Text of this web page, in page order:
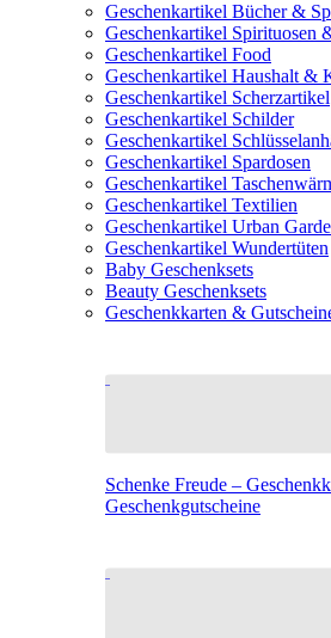
Geschenkartikel Bücher &
Geschenkartikel Spirituosen
Geschenkartikel Food
Geschenkartikel Haushalt &
Geschenkartikel Scherzartikel
Geschenkartikel Schilder
Geschenkartikel
Geschenkartikel Spardosen
Geschenkartikel
Geschenkartikel Textilien
Geschenkartikel Urban
Geschenkartikel Wundertüten
Baby Geschenksets
Beauty Geschenksets
Geschenkkarten &
Schenke Freude –
Geschenkgutscheine